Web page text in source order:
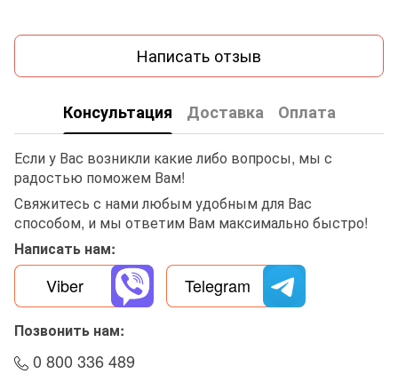
Написать отзыв
Консультация Доставка Оплата
Если у Вас возникли какие либо вопросы, мы с
радостью поможем Вам!
Свяжитесь с нами любым удобным для Вас
способом, и мы ответим Вам максимально быстро!
Написать нам:
Viber Telegram
Позвонить нам:
0 800 336 489